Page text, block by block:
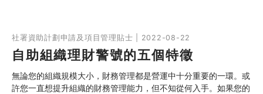
社署資助計劃申請及項目管理貼士 | 2022-08-22
自助組織理財警號的五個特徵
無論您的組織規模大小，財務管理都是營運中十分重要的一環。或
許您一直想提升組織的財務管理能力，但不知從何入手。如果您的